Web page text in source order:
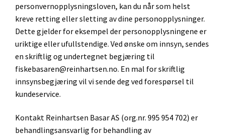
personvernopplysningsloven, kan du når som helst
kreve retting eller sletting av dine personopplysninger.
Dette gjelder for eksempel der personopplysningene er
uriktige eller ufullstendige. Ved ønske om innsyn, sendes
en skriftlig og undertegnet begjæring til
fiskebasaren@reinhartsen.no. En mal for skriftlig
innsynsbegjæring vil vi sende deg ved forespørsel til
kundeservice.
Kontakt Reinhartsen Basar AS (org.nr. 995 954 702) er
behandlingsansvarlig for behandling av